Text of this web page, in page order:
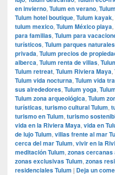
en invierno, Tulum en verano,
Tulum hotel boutique, Tulum kayak,
tulum mexico, Tulum México playa,
para familias, Tulum para
turísticos, Tulum parques naturales
privada, Tulum precios de
alberca, Tulum renta de villas,
Tulum retreat, Tulum Riviera Maya,
Tulum vida nocturna, Tulum vida
sus alrededores, Tulum yoga,
Tulum zona arqueológica, Tulum
turísticas, turismo cultural Tulum,
turismo en Tulum, turismo
vida en la Riviera Maya, vida en
de lujo Tulum, villas frente al mar
cerca del mar Tulum, vivir en la
meditación Tulum, zonas cercanas
zonas exclusivas Tulum, zonas
residenciales Tulum | Deja un